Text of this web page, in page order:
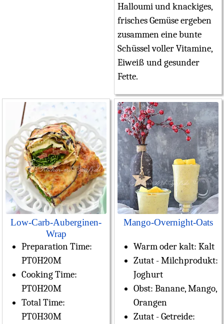
Halloumi und knackiges,
frisches Gemüse ergeben
zusammen eine bunte
Schüssel voller Vitamine,
Eiweiß und gesunder
Fette.
Low-Carb-Auberginen-
Wrap
Preparation Time:
PT0H20M
Cooking Time:
PT0H20M
Total Time:
PT0H30M
Mango-Overnight-Oats
Warm oder kalt: Kalt
Zutat - Milchprodukt:
Joghurt
Obst: Banane, Mango,
Orangen
Zutat - Getreide: